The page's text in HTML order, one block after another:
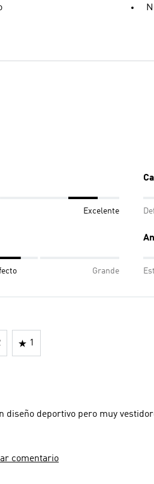
Excelente
Grande
1
diseño deportivo pero muy
comentario